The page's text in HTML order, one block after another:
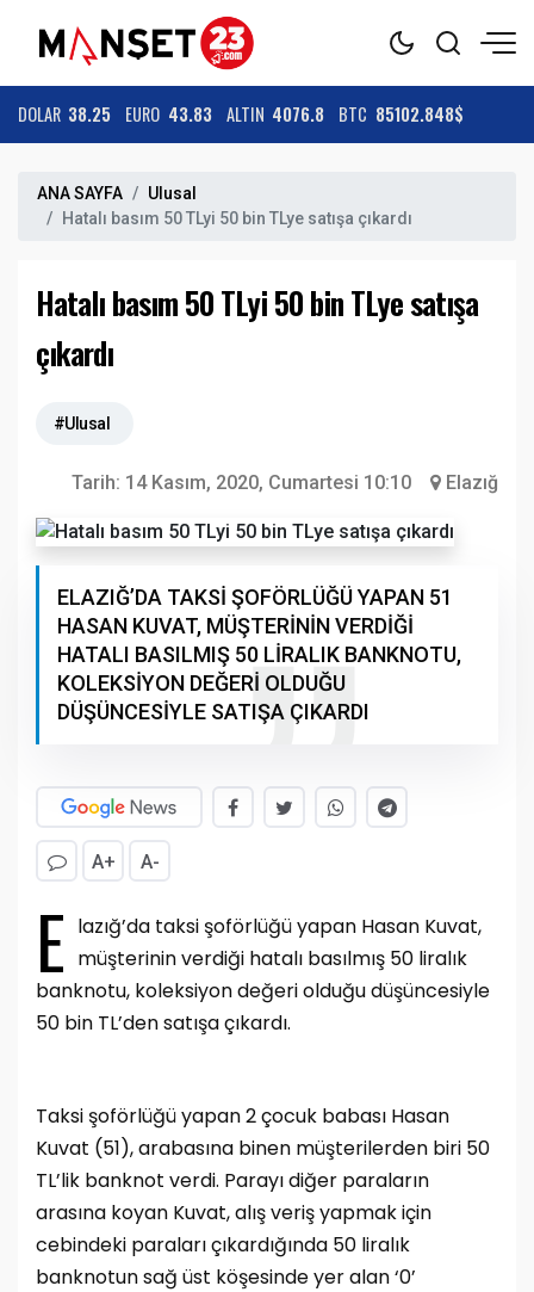
DOLAR 38.25 EURO 43.83 ALTIN 4076.8 BTC 85102.848$
ANA SAYFA
Ulusal
Hatalı basım 50 TLyi 50 bin TLye satışa çıkardı
Hatalı basım 50 TLyi 50 bin TLye satışa
çıkardı
#Ulusal
Tarih: 14 Kasım, 2020, Cumartesi 10:10 Elazığ
ELAZIĞ’DA TAKSİ ŞOFÖRLÜĞÜ YAPAN 51
HASAN KUVAT, MÜŞTERİNİN VERDİĞİ
HATALI BASILMIŞ 50 LİRALIK BANKNOTU,
KOLEKSİYON DEĞERİ OLDUĞU
DÜŞÜNCESİYLE SATIŞA ÇIKARDI
A+ A-
E lazığ’da taksi şoförlüğü yapan Hasan Kuvat,
müşterinin verdiği hatalı basılmış 50 liralık
banknotu, koleksiyon değeri olduğu düşüncesiyle
50 bin TL’den satışa çıkardı.
Taksi şoförlüğü yapan 2 çocuk babası Hasan
Kuvat (51), arabasına binen müşterilerden biri 50
TL’lik banknot verdi. Parayı diğer paraların
arasına koyan Kuvat, alış veriş yapmak için
cebindeki paraları çıkardığında 50 liralık
banknotun sağ üst köşesinde yer alan ‘0’